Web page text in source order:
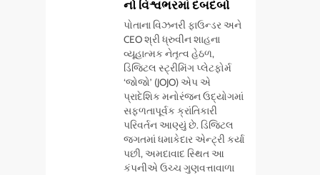
નો વિશ્વભરમાં દબદબો
પોતાના વિઝનરી ફાઉન્ડર અને
CEO શ્રી ધ્રુવીન શાહના
વ્યૂહાત્મક નેતૃત્વ હેઠળ,
ડિજિટલ સ્ટ્રીમિંગ પ્લેટફોર્મ
‘જોજો’ (JOJO) એપ એ
પ્રાદેશિક મનોરંજન ઉદ્યોગમાં
સફળતાપૂર્વક ક્રાંતિકારી
પરિવર્તન આણ્યું છે. ડિજિટલ
જગતમાં ધમાકેદાર એન્ટ્રી કર્યા
પછી, અમદાવાદ સ્થિત આ
કંપનીએ ઉચ્ચ ગુણવત્તાવાળા